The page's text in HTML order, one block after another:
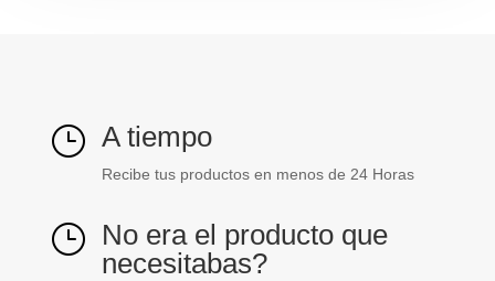
} A tiempo
Recibe tus productos en menos de 24 Horas
} No era el producto que
necesitabas?